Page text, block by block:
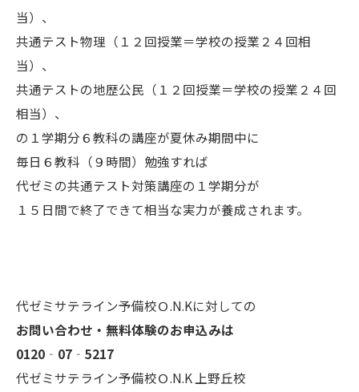
当）、
共通テスト物理（１２回授業＝学校の授業２４回相
当）、
共通テストの地歴公民（１２回授業＝学校の授業２４回
相当）、
の１学期分６教科の講座が夏休み期間中に
毎日６教科（９時間）勉強すれば
代ゼミの共通テスト対策講座の１学期分が
１５日間で終了できて相当な実力が養成されます。
代ゼミサテライン予備校Ｏ.N.Kに対しての
お問い合わせ・無料体験のお申込みは
0120‐07‐5217
代ゼミサテライン予備校Ｏ.N.K 上野丘校